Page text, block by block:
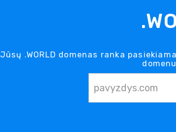
Jūsų .WORLD domenas ranka